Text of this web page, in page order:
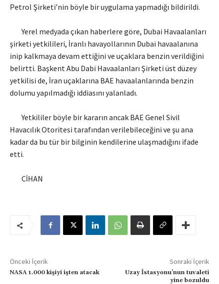
Petrol Şirketi’nin böyle bir uygulama yapmadığı bildirildi.
Yerel medyada çıkan haberlere göre, Dubai Havaalanları
şirketi yetkilileri, İranlı havayollarının Dubai havaalanına
inip kalkmaya devam ettiğini ve uçaklara benzin verildiğini
belirtti. Başkent Abu Dabi Havaalanları Şirketi üst düzey
yetkilisi de, İran uçaklarına BAE havaalanlarında benzin
dolumu yapılmadığı iddiasını yalanladı.
Yetkililer böyle bir kararın ancak BAE Genel Sivil
Havacılık Otoritesi tarafından verilebileceğini ve şu ana
kadar da bu tür bir bilginin kendilerine ulaşmadığını ifade
etti.
CİHAN
Önceki İçerik
NASA 1.000 kişiyi işten atacak
Sonraki İçerik
Uzay İstasyonu’nun tuvaleti
yine bozuldu